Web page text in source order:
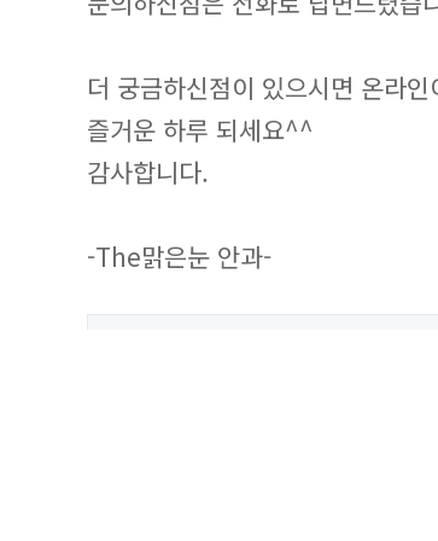
더 궁금하신점이 있으시면 온라
즐거운 하루 되세요^^
감사합니다.
-The맑은눈 안과-